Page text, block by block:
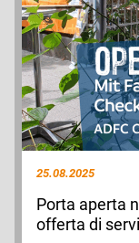
25.08.2025
Porta aperta
offerta di